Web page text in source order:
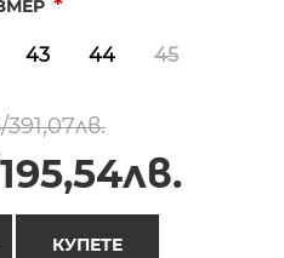
*
43 44 45
КУПЕТЕ